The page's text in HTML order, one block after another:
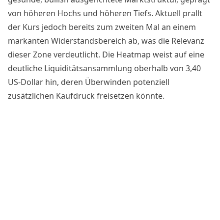
von höheren Hochs und höheren Tiefs. Aktuell prallt
der Kurs jedoch bereits zum zweiten Mal an einem
markanten Widerstandsbereich ab, was die Relevanz
dieser Zone verdeutlicht. Die Heatmap weist auf eine
deutliche Liquiditätsansammlung oberhalb von 3,40
US-Dollar hin, deren Überwinden potenziell
zusätzlichen Kaufdruck freisetzen könnte.